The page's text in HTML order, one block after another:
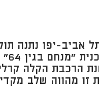
אביב-יפו נתנה
עיצוב
הרכבת הקלה
זו מהווה שלב